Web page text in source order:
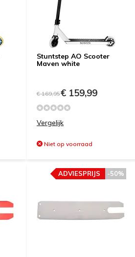
Stuntstep AO Scooter
Maven white
€ 169,95€ 159,99
Vergelijk
Niet op voorraad
-50%
ADVIESPRIJS